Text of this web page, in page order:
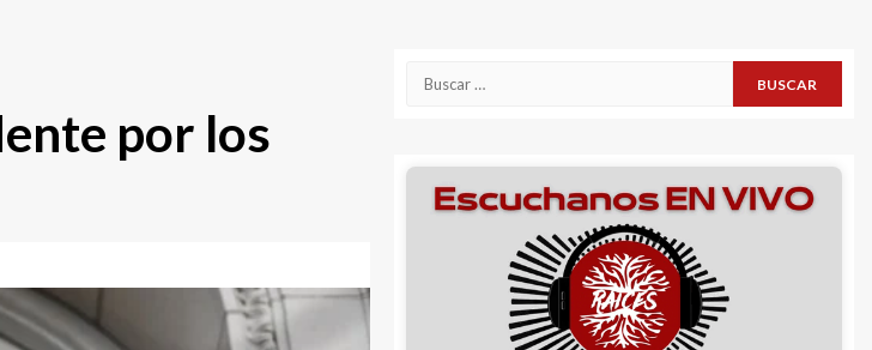
por los
Buscar: